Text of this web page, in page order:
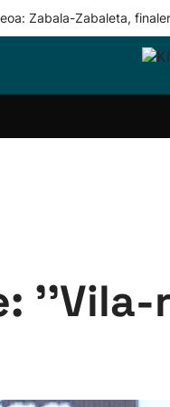
Zabala-Zabaleta,
Taldeak